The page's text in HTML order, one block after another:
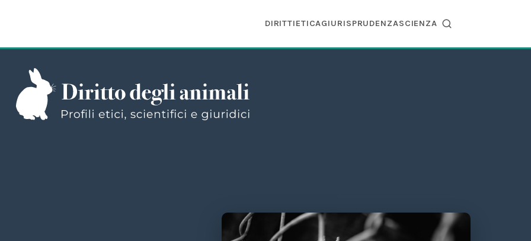
DIRITTIETICAGIURISPRUDENZASCIENZA